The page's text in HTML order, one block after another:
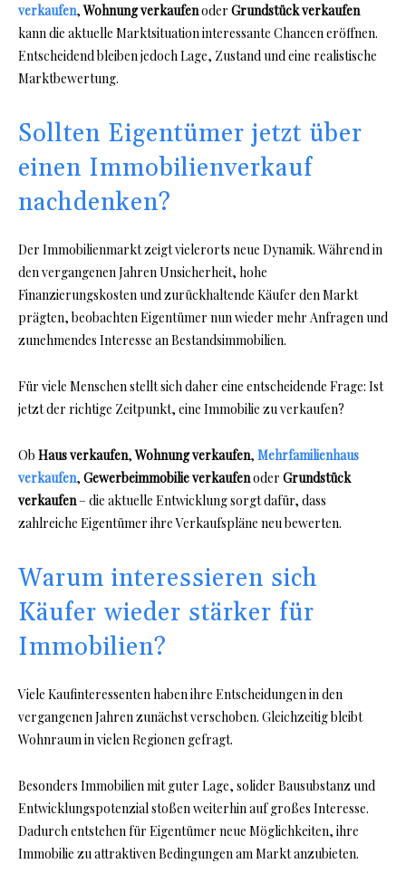
verkaufen,Wohnung verkaufenoder Grundstück verkaufen
kann die aktuelle Marktsituation interessante Chancen eröffnen.
Entscheidend bleiben jedoch Lage, Zustand und eine realistische
Marktbewertung.
Sollten Eigentümer jetzt über
einen Immobilienverkauf
nachdenken?
Der Immobilienmarkt zeigt vielerorts neue Dynamik. Während in
den vergangenen Jahren Unsicherheit, hohe
Finanzierungskosten und zurückhaltende Käufer den Markt
prägten, beobachten Eigentümer nun wieder mehr Anfragen und
zunehmendes Interesse an Bestandsimmobilien.
Für viele Menschen stellt sich daher eine entscheidende Frage: Ist
jetzt der richtige Zeitpunkt, eine Immobilie zu verkaufen?
Ob Haus verkaufen,Wohnung verkaufen, Mehrfamilienhaus
verkaufen, Gewerbeimmobilie verkaufenoder Grundstück
verkaufen– die aktuelle Entwicklung sorgt dafür, dass
zahlreiche Eigentümer ihre Verkaufspläne neu bewerten.
Warum interessieren sich
Käufer wieder stärker für
Immobilien?
Viele Kaufinteressenten haben ihre Entscheidungen in den
vergangenen Jahren zunächst verschoben. Gleichzeitig bleibt
Wohnraum in vielen Regionen gefragt.
Besonders Immobilien mit guter Lage, solider Bausubstanz und
Entwicklungspotenzial stoßen weiterhin auf großes Interesse.
Dadurch entstehen für Eigentümer neue Möglichkeiten, ihre
Immobilie zu attraktiven Bedingungen am Markt anzubieten.